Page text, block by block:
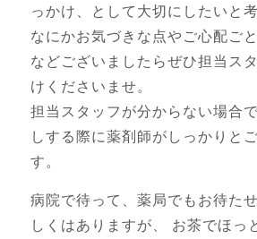
っかけ、として大切にしたいと
なにかお気づきな点やご心配ご
などございましたらぜひ担当ス
けくださいませ。
担当スタッフが分からない場合
しする際に薬剤師がしっかりと
す。
病院で待って、薬局でもお待た
しくはありますが、 お茶でほっ